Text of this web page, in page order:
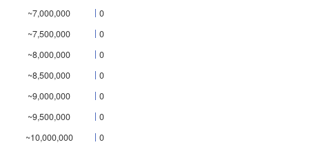
~7,000,000
0
~7,500,000
0
~8,000,000
0
~8,500,000
0
~9,000,000
0
~9,500,000
0
~10,000,000
0